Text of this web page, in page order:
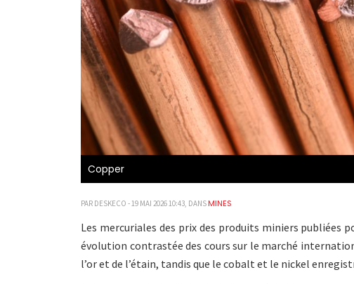
Copper
PAR DESKECO - 19 MAI 2026 10:43, DANS MINES
Les mercuriales des prix des produits miniers publiées
évolution contrastée des cours sur le marché
l’or et de l’étain, tandis que le cobalt et le nickel